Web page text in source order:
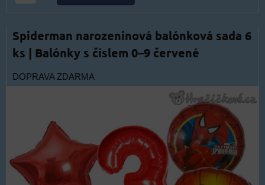
Spiderman narozeninová balónková sada 6
ks | Balónky s číslem 0–9 červené
DOPRAVA ZDARMA